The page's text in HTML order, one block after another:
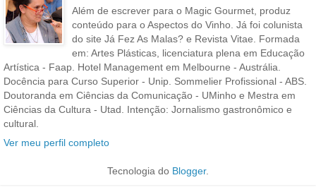
Além de escrever para o Magic Gourmet, produz
conteúdo para o Aspectos do Vinho. Já foi colunista
do site Já Fez As Malas? e Revista Vitae. Formada
em: Artes Plásticas, licenciatura plena em Educação
Artística - Faap. Hotel Management em Melbourne - Austrália.
Docência para Curso Superior - Unip. Sommelier Profissional - ABS.
Doutoranda em Ciências da Comunicação - UMinho e Mestra em
Ciências da Cultura - Utad. Intenção: Jornalismo gastronômico e
cultural.
Ver meu perfil completo
Tecnologia do Blogger.